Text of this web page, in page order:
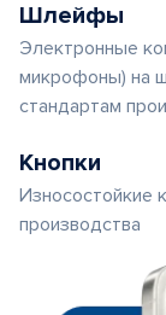
Шлейфы
Электронные
микрофоны) на
стандартам
Кнопки
Износостойкие
производства